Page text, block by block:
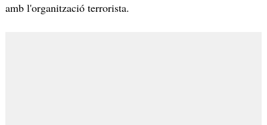
amb l'organització terrorista.